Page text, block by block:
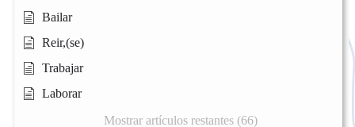
Bailar
Reir,(se)
Trabajar
Laborar
Mostrar artículos restantes (66)